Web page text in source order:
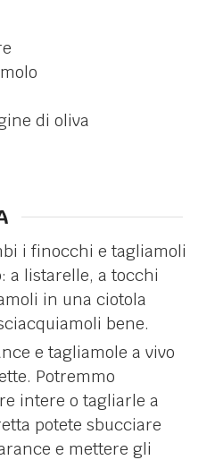
di oliva
i finocchi e tagliamoli
a listarelle, a tocchi
in una ciotola
bene.
e tagliamole a vivo
Potremmo
intere o tagliarle a
potete sbucciare
e mettere gli